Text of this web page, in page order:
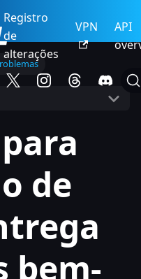
Registro
de
alterações
VPN
API
de
bem-